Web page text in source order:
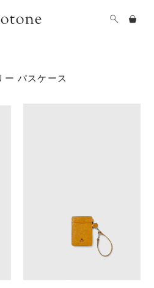
ー パスケース